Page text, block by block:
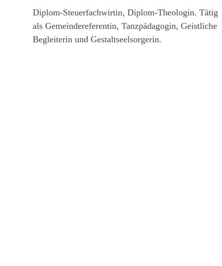
Diplom-Steuerfachwirtin, Diplom-Theologin. Tätig
als Gemeindereferentin, Tanzpädagogin, Geistliche
Begleiterin und Gestaltseelsorgerin.